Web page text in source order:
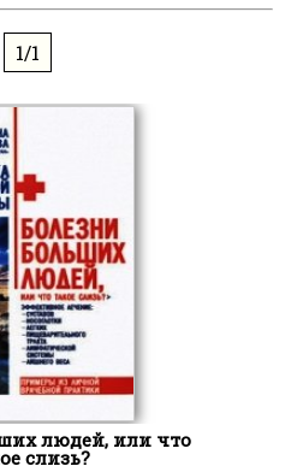
1/1
людей, или что
слизь?